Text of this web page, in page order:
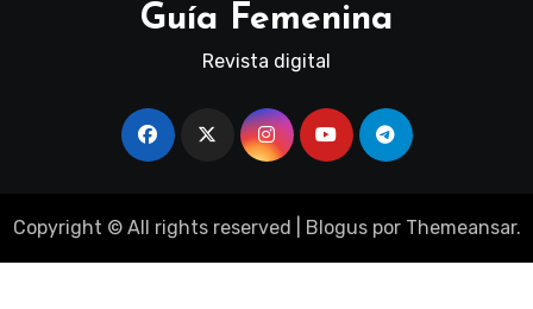
Guía Femenina
Revista digital
Copyright © All rights reserved Bloguspor Themeansar.